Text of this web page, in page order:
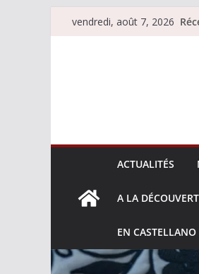
Passervendredi, août 7, 2026
ACTUALITÉS
A LA
EN CASTELLANO